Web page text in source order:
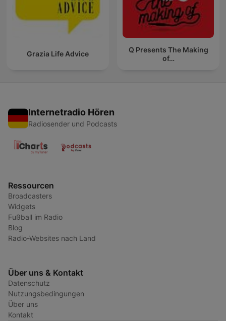
Grazia Life Advice
Q Presents The Making
of…
Internetradio Hören
Radiosender und Podcasts
Ressourcen
Broadcasters
Widgets
Fußball im Radio
Blog
Radio-Websites nach Land
Über uns & Kontakt
Datenschutz
Nutzungsbedingungen
Über uns
Kontakt